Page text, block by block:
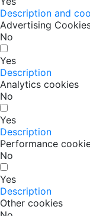
Description and
Advertising
No
Yes
Description
Analytics cookies
No
Yes
Description
Performance
No
Yes
Description
Other cookies